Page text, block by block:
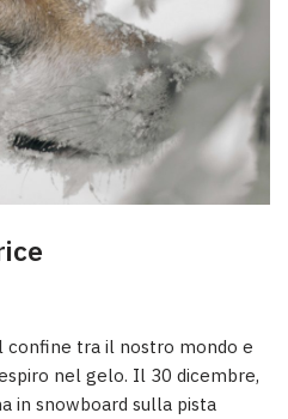
tra il nostro mondo e
nel gelo. Il 30 dicembre,
in snowboard sulla pista